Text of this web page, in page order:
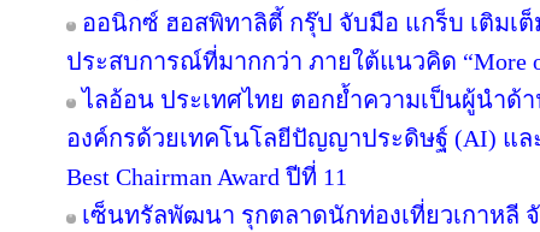
ออนิกซ์ ฮอสพิทาลิตี้ กรุ๊ป จับมือ แกร็บ เติมเ
ประสบการณ์ที่มากกว่า ภายใต้แนวคิด “More
ไลอ้อน ประเทศไทย ตอกย้ำความเป็นผู้นำด้
องค์กรด้วยเทคโนโลยีปัญญาประดิษฐ์ (AI) และ
Best Chairman Award ปีที่ 11
เซ็นทรัลพัฒนา รุกตลาดนักท่องเที่ยวเกาหลี